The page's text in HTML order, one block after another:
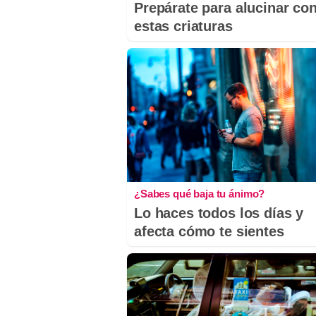
Prepárate para alucinar
estas criaturas
¿Sabes qué baja tu ánimo?
Lo haces todos los días y
afecta cómo te sientes